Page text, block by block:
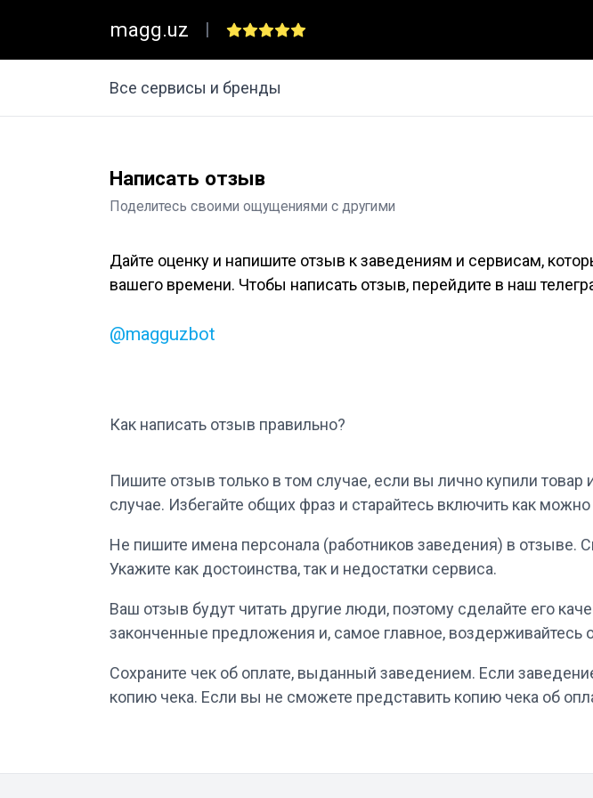
magg.uz |
Все сервисы и бренды
Написать отзыв
Поделитесь своими ощущениями с другими
Дайте оценку и напишите отзыв к заведениям и сервисам,
вашего времени. Чтобы написать отзыв, перейдите в наш
@magguzbot
Как написать отзыв правильно?
Пишите отзыв только в том случае, если вы лично купили
случае. Избегайте общих фраз и старайтесь включить как
Не пишите имена персонала (работников заведения) в отзыве.
Укажите как достоинства, так и недостатки сервиса.
Ваш отзыв будут читать другие люди, поэтому сделайте его
законченные предложения и, самое главное, воздерживайтесь
Сохраните чек об оплате, выданный заведением. Если
копию чека. Если вы не сможете представить копию чека об